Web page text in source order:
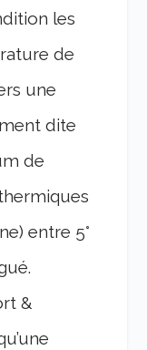
les
de
une
dite
de
entre 5°
&